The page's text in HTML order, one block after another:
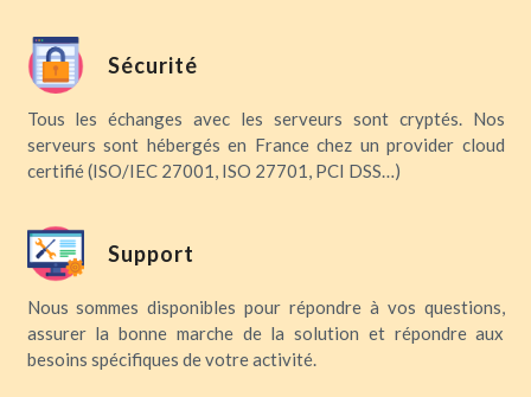
Sécurité
Tous les échanges avec les serveurs sont cryptés. Nos
serveurs sont hébergés en France chez un provider cloud
certifié (ISO/IEC 27001, ISO 27701, PCI DSS…)
Support
Nous sommes disponibles pour répondre à vos questions,
assurer la bonne marche de la solution et répondre aux
besoins spécifiques de votre activité.